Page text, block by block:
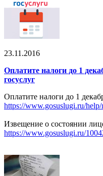
23.11.2016
Оплатите налоги до 1
госуслуг
Оплатите налоги до 1
https://www.gosuslugi.ru/
Извещение о состоянии
https://www.gosuslugi.ru/